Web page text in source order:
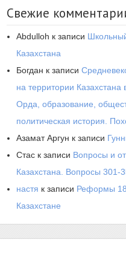
Свежие
Abdulloh к записи
Казахстана
Богдан к записи
на территории Казахстана
Орда, образование,
политическая история.
Азамат Аргун к записи
Стас к записи Вопросы и
Казахстана. Вопросы 301-
настя к записи Реформы
Казахстане